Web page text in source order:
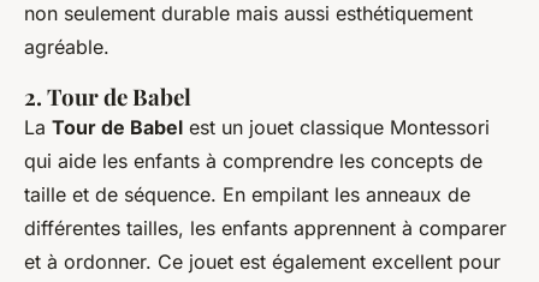
non seulement durable mais aussi esthétiquement
agréable.
2. Tour de Babel
La Tour de Babel est un jouet classique Montessori
qui aide les enfants à comprendre les concepts de
taille et de séquence. En empilant les anneaux de
différentes tailles, les enfants apprennent à comparer
et à ordonner. Ce jouet est également excellent pour